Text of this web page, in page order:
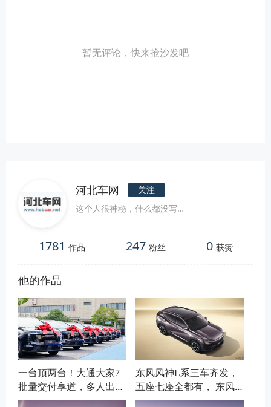
暂无评论，快来抢沙发吧
河北车网
关注
这个人很神秘，什么都没写…
1781 作品 247 粉丝 0 获赞
他的作品
一台顶两台！大通大家7
批量交付享道，多人出行
有了新选择
东风风神L系三车齐发，
五座七座全都有， 东风
最新的技术给风神